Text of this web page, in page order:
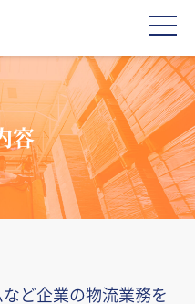
容​
ど企業の物流業務を​